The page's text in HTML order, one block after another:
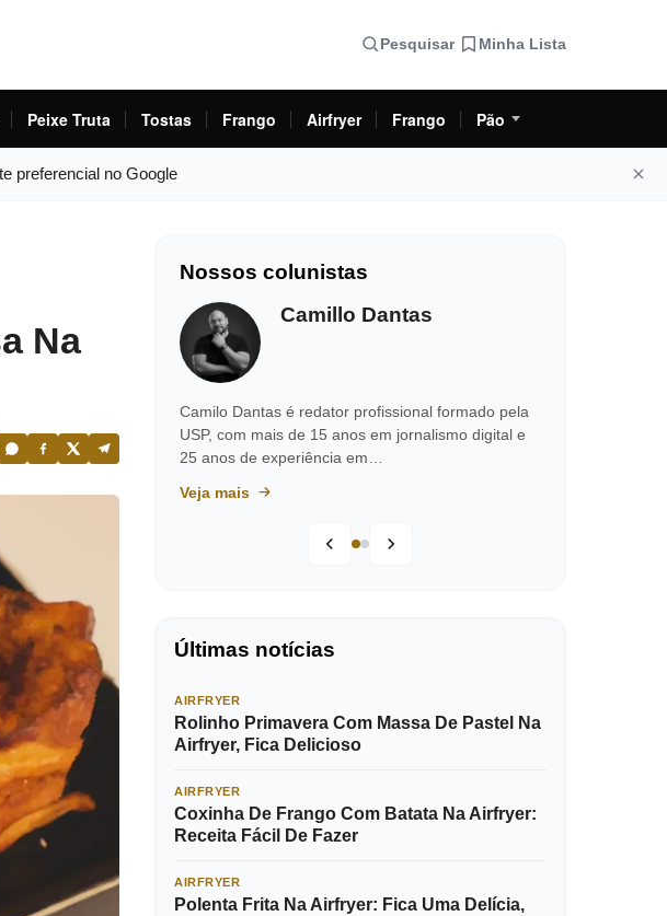
Pesquisar Minha Lista
Peixe Truta Tostas Frango Airfryer Frango Pão
preferencial no Google
Na
Nossos colunistas
Camillo Dantas
Camilo Dantas é redator profissional formado pela
USP, com mais de 15 anos em jornalismo digital e
25 anos de experiência em…
Veja mais
Últimas notícias
AIRFRYER
Rolinho Primavera Com Massa De Pastel Na
Airfryer, Fica Delicioso
AIRFRYER
Coxinha De Frango Com Batata Na Airfryer:
Receita Fácil De Fazer
AIRFRYER
Polenta Frita Na Airfryer: Fica Uma Delícia,